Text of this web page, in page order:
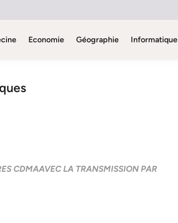
Economie Géographie Informatique
CDMAAVEC LA TRANSMISSION PAR